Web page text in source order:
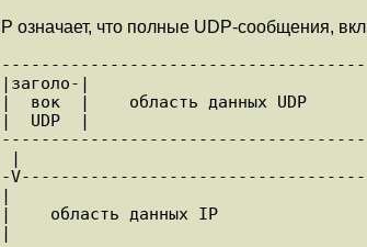
означает, что полные UDP-сообщения,